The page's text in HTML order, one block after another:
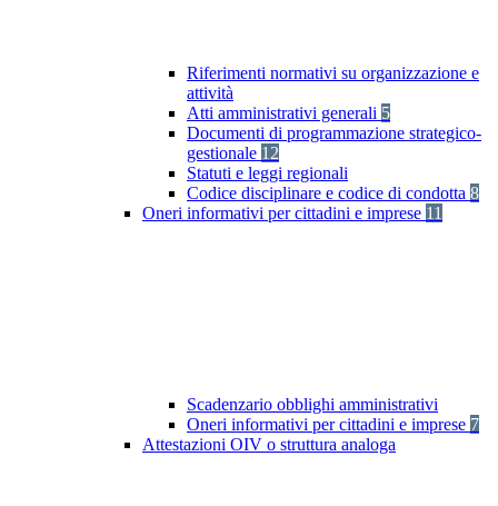
Riferimenti normativi su organizzazione e
attività
Atti amministrativi generali 5
Documenti di programmazione strategico-
gestionale 12
Statuti e leggi regionali
Codice disciplinare e codice di condotta 8
Oneri informativi per cittadini e imprese 11
Scadenzario obblighi amministrativi
Oneri informativi per cittadini e imprese 7
Attestazioni OIV o struttura analoga